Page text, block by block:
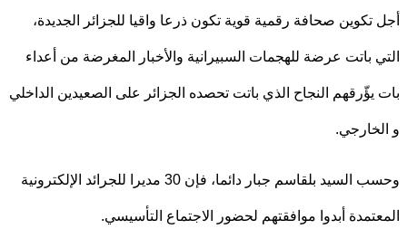
صحافة رقمية قوية تكون ذرعا واقيا للجزائر الجديدة،
باتت عرضة للهجمات السبيرانية والأخبار المغرضة من أعداء
النجاح الذي باتت تحصده الجزائر على الصعيدين الداخلي
وحسب السيد بلقاسم جبار دائما، فإن 30 مديرا للجرائد الإلكترونية
أبدوا موافقتهم لحضور الاجتماع التأسيسي.